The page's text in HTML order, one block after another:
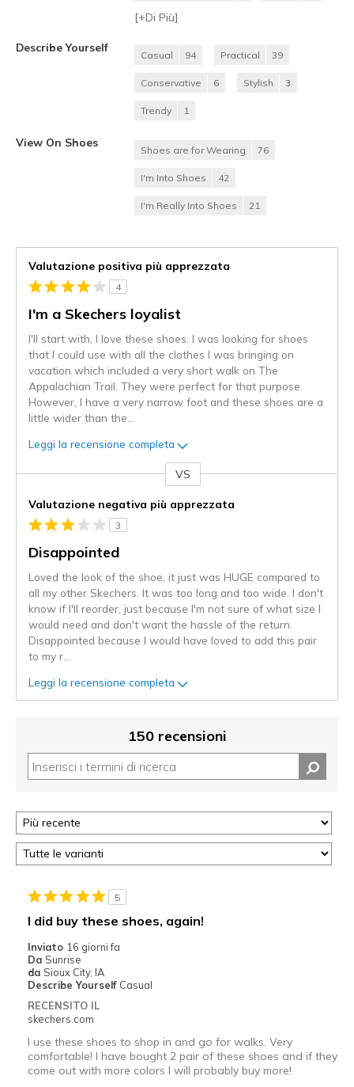
[+Di Più]
Describe Yourself
Casual 94 Practical 39
Conservative 6 Stylish 3
Trendy 1
View On Shoes
Shoes are for Wearing 76
I'm Into Shoes 42
I'm Really Into Shoes 21
Valutazione positiva più apprezzata
4
I'm a Skechers loyalist
I'll start with, I love these shoes. I was looking for shoes
that I could use with all the clothes I was bringing on
vacation which included a very short walk on The
Appalachian Trail. They were perfect for that purpose.
However, I have a very narrow foot and these shoes are a
little wider than the
Leggi la recensione completa
VS
Valutazione negativa più apprezzata
3
Disappointed
Loved the look of the shoe, it just was HUGE compared to
all my other Skechers. It was too long and too wide. I don't
know if I'll reorder, just because I'm not sure of what size I
would need and don't want the hassle of the return.
Disappointed because I would have loved to add this pair
to my r
Leggi la recensione completa
150 recensioni
5
I did buy these shoes, again!
Inviato 16 giorni fa
Da Sunrise
da Sioux City, IA
Describe Yourself Casual
RECENSITO IL
skechers.com
I use these shoes to shop in and go for walks. Very
comfortable! I have bought 2 pair of these shoes and if they
come out with more colors l will probably buy more!